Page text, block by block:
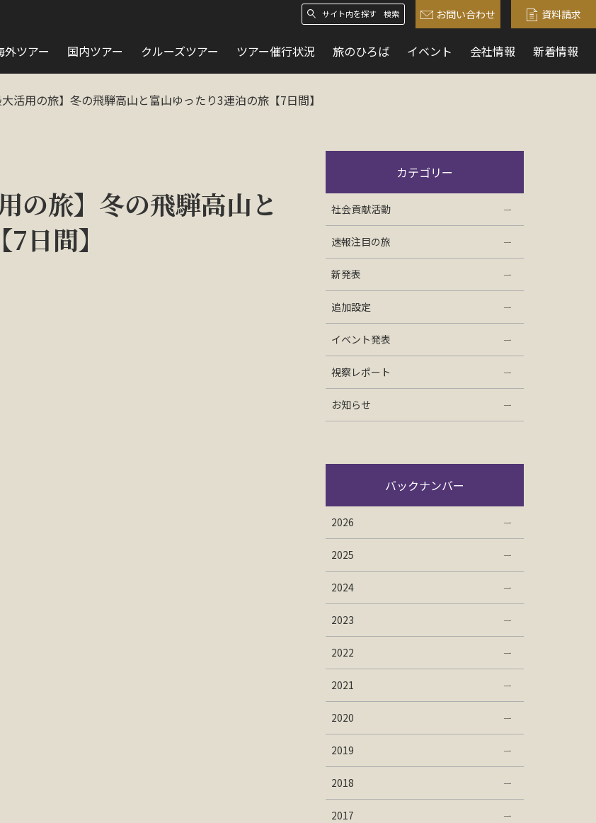
検索 お問い合わせ 資料請求
外ツアー 国内ツアー クルーズツアー ツアー催行状況 旅のひろば イベント 会社情報 新着情報
活用の旅】冬の飛騨高山と富山ゆったり3連泊の旅【7日間】
の旅】冬の飛騨高山と
日間】
カテゴリー
社会貢献活動
速報注目の旅
新発表
追加設定
イベント発表
視察レポート
お知らせ
バックナンバー
2026
2025
2024
2023
2022
2021
2020
2019
2018
2017